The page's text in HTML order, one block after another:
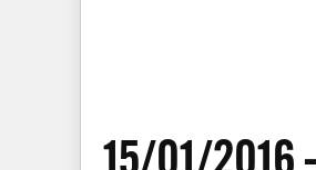
15/01/2016